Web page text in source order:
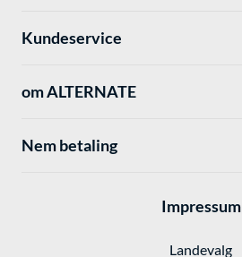
Kundeservice
om ALTERNATE
Nem betaling
Impressum
Landevalg